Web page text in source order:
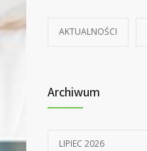
AKTUALNOŚCI
Archiwum
LIPIEC 2026